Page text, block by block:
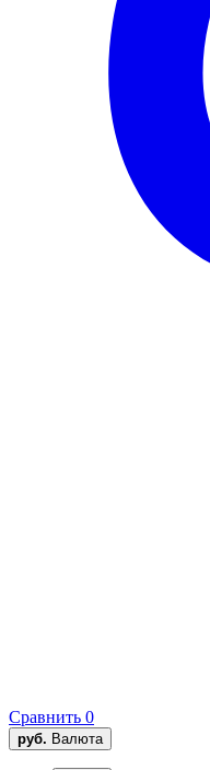
Сравнить 0
руб. Валюта